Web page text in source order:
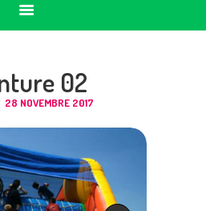
02
28 NOVEMBRE 2017